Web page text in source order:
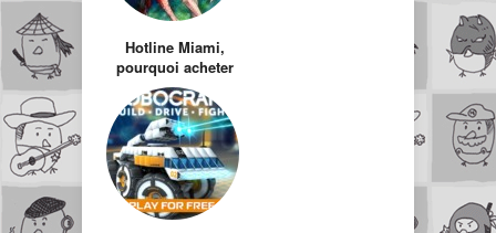
Hotline Miami,
pourquoi acheter
GTAV??